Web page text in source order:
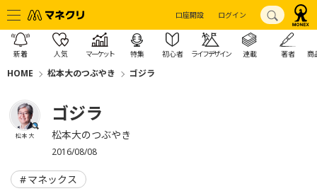
口座開設 ログイン
新着 人気 マーケット 特集 初心者 ライフデザイン 連載 著者 商
HOME 松本大のつぶやき ゴジラ
松本 大
ゴジラ
松本大のつぶやき
2016/08/08
マネックス